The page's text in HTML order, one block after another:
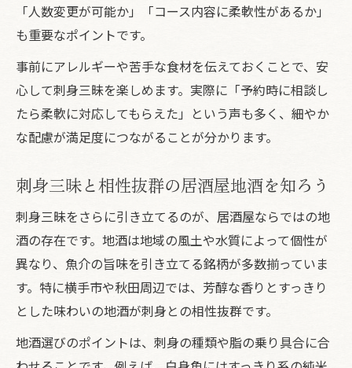
「人数変更が可能か」「コース内容に柔軟性があるか」
も重要なポイントです。
事前にアレルギーや苦手な食材を伝えておくことで、安
心して刺身三昧を楽しめます。実際に「予約時に相談し
たら柔軟に対応してもらえた」という声も多く、細やか
な配慮が満足度につながることが分かります。
刺身三昧と相性抜群の居酒屋地酒を知ろう
刺身三昧をさらに引き立てるのが、居酒屋ならではの地
酒の存在です。地酒は地域の風土や水質によって個性が
異なり、魚介の旨味を引き立てる銘柄が多数揃っていま
す。特に横手市や秋田周辺では、芳醇な香りとすっきり
とした味わいの地酒が刺身との相性抜群です。
地酒選びのポイントは、刺身の種類や脂の乗り具合に合